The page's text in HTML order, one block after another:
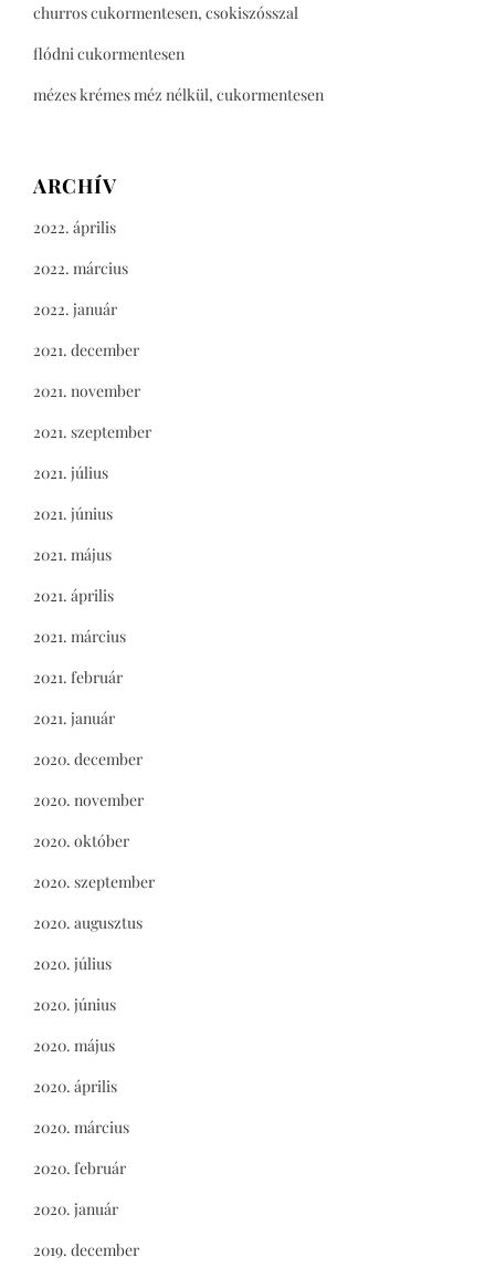
churros cukormentesen, csokiszósszal
flódni cukormentesen
mézes krémes méz nélkül, cukormentesen
ARCHÍV
2022. április
2022. március
2022. január
2021. december
2021. november
2021. szeptember
2021. július
2021. június
2021. május
2021. április
2021. március
2021. február
2021. január
2020. december
2020. november
2020. október
2020. szeptember
2020. augusztus
2020. július
2020. június
2020. május
2020. április
2020. március
2020. február
2020. január
2019. december